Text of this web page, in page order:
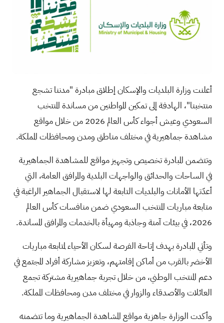
أعلنت وزارة البلديات والإسكان إطلاق مبادرة "مدننا تشجع
منتخبنا"، الهادفة إلى تمكين المواطنين من مساندة المنتخب
السعودي وعيش أجواء كأس العالم 2026 من خلال مواقع
مشاهدة جماهيرية في مختلف مناطق ومدن ومحافظات المملكة.
وتتضمن المبادرة تخصيص وتجهيز مواقع للمشاهدة الجماهيرية
في الساحات والحدائق والواجهات البلدية والمرافق العامة، التي
أعدّتها الأمانات والبلديات التابعة لها لاستقبال الجماهير الراغبة في
متابعة مباريات المنتخب السعودي ضمن منافسات كأس العالم
2026، في بيئات آمنة وجاذبة ومهيأة بالخدمات والمرافق المساندة.
وتأتي المبادرة بهدف إتاحة الفرصة لسكان الأحياء لمتابعة مباريات
الأخضر بالقرب من أماكن إقامتهم، وتعزيز مشاركة أفراد المجتمع في
دعم المنتخب الوطني، من خلال تجربة جماهيرية مشتركة تجمع
العائلات والأصدقاء والزوار في مختلف مدن ومحافظات المملكة.
وأكدت الوزارة جاهزية مواقع المشاهدة الجماهيرية وما تتضمنه